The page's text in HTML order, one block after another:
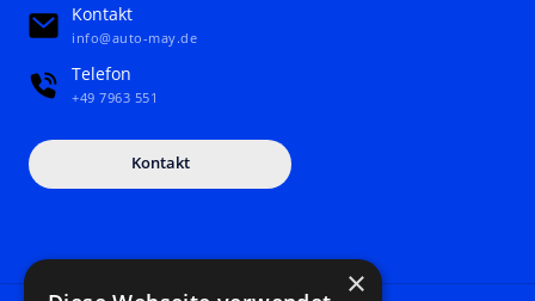
Kontakt
info@auto-may.de
Telefon
+49 7963 551
Kontakt
×